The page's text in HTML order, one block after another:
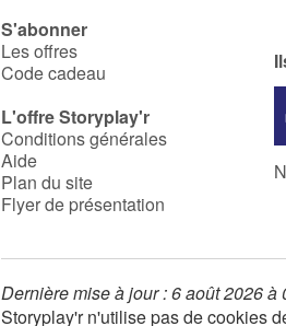
S'abonner
Les offres
Code cadeau
L'offre Storyplay'r
Conditions générales
Aide
Plan du site
Flyer de présentation
Dernière mise à jour : 6 août 2026 à
Storyplay'r n'utilise pas de cookies